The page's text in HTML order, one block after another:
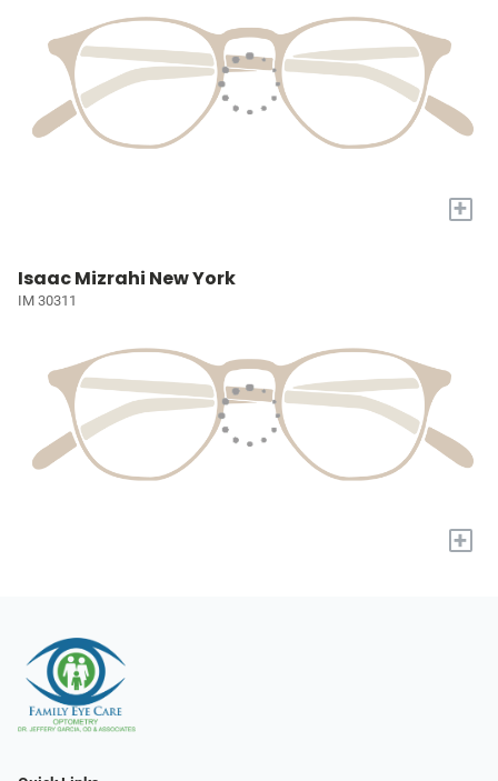
+
Isaac Mizrahi New York
IM 30311
+